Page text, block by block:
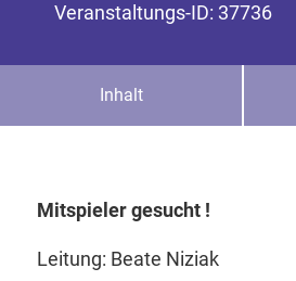
Veranstaltungs-ID: 37736
Inhalt
Mitspieler gesucht !
Leitung: Beate Niziak